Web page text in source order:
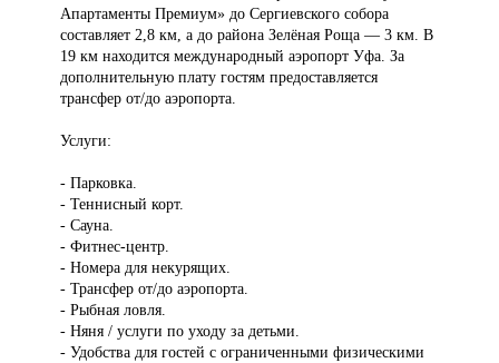
Апартаменты Премиум» до Сергиевского собора
составляет 2,8 км, а до района Зелёная Роща — 3 км. В
19 км находится международный аэропорт Уфа. За
дополнительную плату гостям предоставляется
трансфер от/до аэропорта.
Услуги:
- Парковка.
- Теннисный корт.
- Сауна.
- Фитнес-центр.
- Номера для некурящих.
- Трансфер от/до аэропорта.
- Рыбная ловля.
- Няня / услуги по уходу за детьми.
- Удобства для гостей с ограниченными физическими